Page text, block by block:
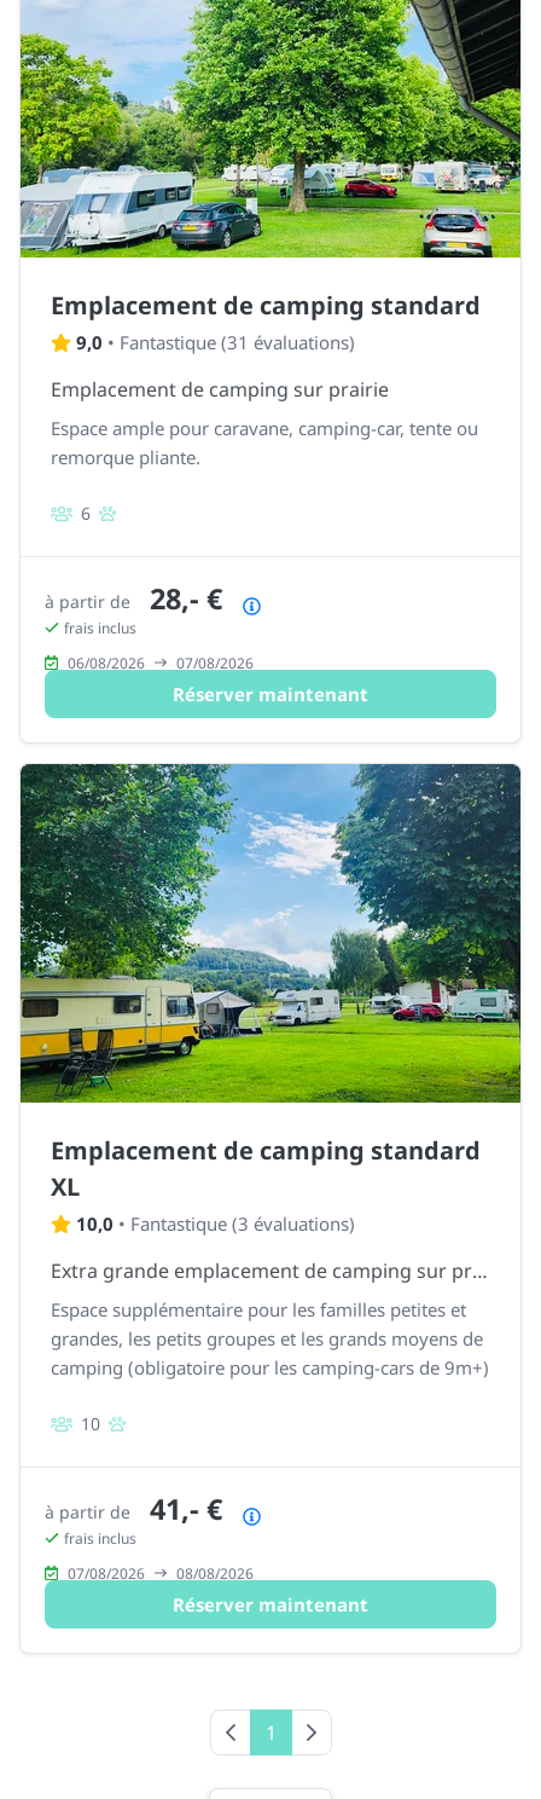
Emplacement de camping standard
9,0 • Fantastique (31 évaluations)
Emplacement de camping sur prairie
Espace ample pour caravane, camping-car, tente ou
remorque pliante.
6
à partir de 28,- €
frais inclus
06/08/2026
07/08/2026
Réserver maintenant
Emplacement de camping standard
XL
10,0 • Fantastique (3 évaluations)
Extra grande emplacement de camping sur prairie
Espace supplémentaire pour les familles petites et
grandes, les petits groupes et les grands moyens de
camping (obligatoire pour les camping-cars de 9m+)
10
à partir de 41,- €
frais inclus
07/08/2026
08/08/2026
Réserver maintenant
Page précédente
1 Page suivante